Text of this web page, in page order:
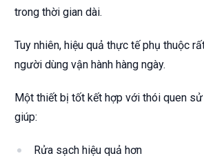
trong thời gian dài.
Tuy nhiên, hiệu quả thực tế phụ thuộc
người dùng vận hành hàng ngày.
Một thiết bị tốt kết hợp với thói quen
giúp:
Rửa sạch hiệu quả hơn